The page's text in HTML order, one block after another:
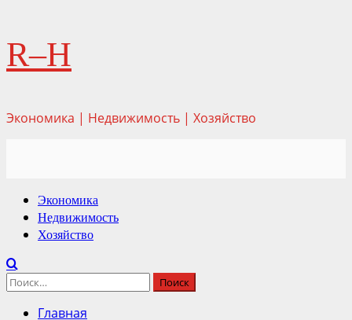
Перейти
содержимому
R–H
Экономика | Недвижимость | Хозяйство
Основное
меню
Экономика
Недвижимость
Хозяйство
Найти:
Главная